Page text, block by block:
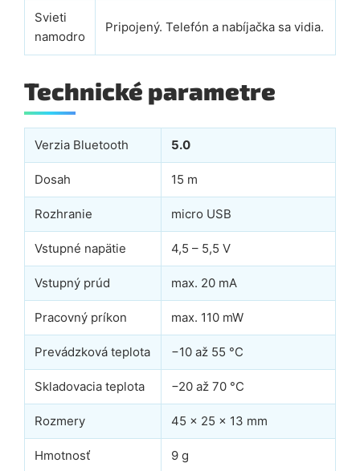
Svieti
namodro
Pripojený. Telefón a nabíjačka sa vidia.
Technické parametre
Verzia Bluetooth 5.0
Dosah 15 m
Rozhranie micro USB
Vstupné napätie 4,5 – 5,5 V
Vstupný prúd max. 20 mA
Pracovný príkon max. 110 mW
Prevádzková teplota −10 až 55 °C
Skladovacia teplota −20 až 70 °C
Rozmery 45 × 25 × 13 mm
Hmotnosť 9 g